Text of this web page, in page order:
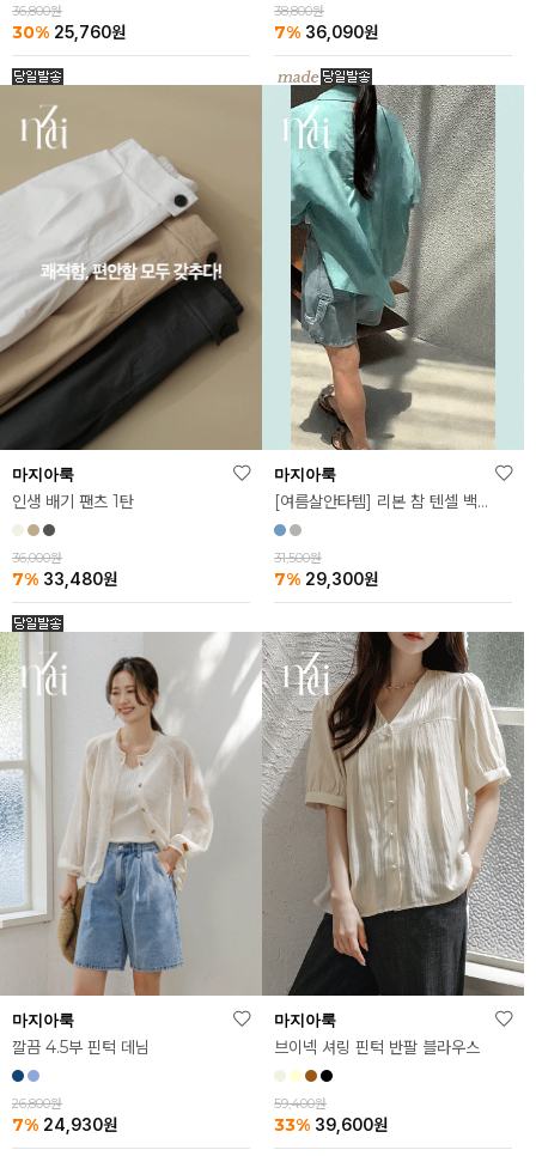
36,800원
30% 25,760원
38,800원
7% 36,090원
마지아룩
인생 배기 팬츠 1탄
36,000원
7% 33,480원
마지아룩
[여름살안타템] 리본 참 텐셀 백트위스트 셔츠
31,500원
7% 29,300원
마지아룩
깔끔 4.5부 핀턱 데님
26,800원
7% 24,930원
마지아룩
브이넥 셔링 핀턱 반팔 블라우스
59,400원
33% 39,600원